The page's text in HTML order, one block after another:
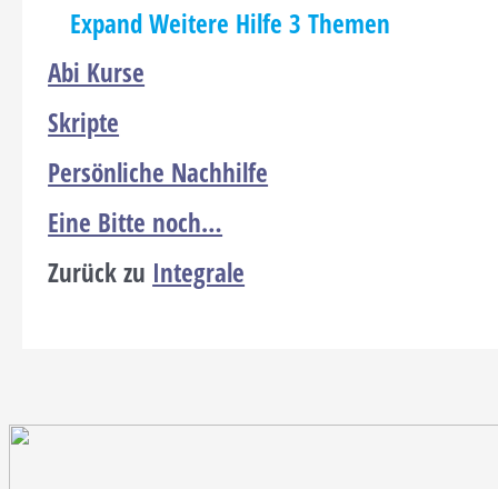
ExpandWeitere Hilfe3 Themen
Abi Kurse
Skripte
Persönliche Nachhilfe
Eine Bitte noch…
Zurück zu Integrale